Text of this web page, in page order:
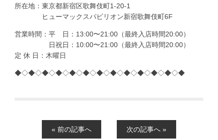
所在地：東京都新宿区歌舞伎町1-20-1
ヒューマックスパビリオン新宿歌舞伎町6F
営業時間：平 日：13:00〜21:00（最終入店時間20:00）
日祝日：10:00〜21:00（最終入店時間20:00）
定 休 日：木曜日
◆◇◆◇◆◇◆◇◆◇◆◇◆◇◆◇◆◇◆◇◆◇◆◇◆
« 前の記事へ 次の記事へ »